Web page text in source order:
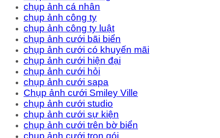
chụp ảnh cá nhân
chụp ảnh công ty
chụp ảnh công ty luật
chụp ảnh cưới bãi biển
chụp ảnh cưới có khuyến mãi
chụp ảnh cưới hiện đại
chụp ảnh cưới hỏi
chụp ảnh cưới sapa
Chụp ảnh cưới Smiley Ville
chụp ảnh cưới studio
chụp ảnh cưới sự kiện
chụp ảnh cưới trên bờ biển
chụp ảnh cưới trọn gói